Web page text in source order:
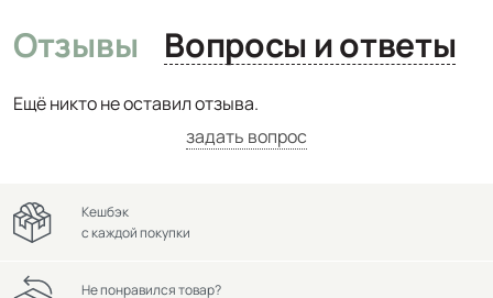
Отзывы Вопросы и ответы
Ещё никто не оставил отзыва.
задать вопрос
Кешбэк
с каждой покупки
Не понравился товар?